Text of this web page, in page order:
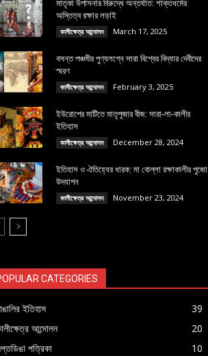
মাতৃকা উপাসনার বিরুদ্ধে অন্তর্ঘাত: শাক্তধর্মের
অস্তিত্ব রক্ষার লড়াই
কালীক্ষেত্র আন্দোলন March 17, 2025
বসন্ত পঞ্চমীর পুণ্যলগ্নে সারা বিশ্বের বিদ্যার দেবীদের
স্মরণ
কালীক্ষেত্র আন্দোলন February 3, 2025
ইউরোপের মাটিতে মাতৃপূজার বীজ: সারা-লা-কালীর
ইতিহাস
কালীক্ষেত্র আন্দোলন December 28, 2024
ইতিহাস ও ঐতিহ্যের ধারক: মা বোল্লা রক্ষাকালীর পুজো
উদযাপন
কালীক্ষেত্র আন্দোলন November 23, 2024
CATEGORIES
ইতিহাস
39
আন্দোলন
20
পত্রিকা
10